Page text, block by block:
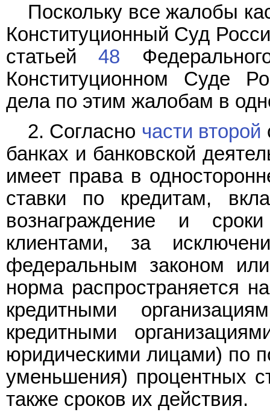
Поскольку все жалобы
Конституционный Суд
статьей48
Конституционном Суде
дела по этим жалобам в
2. Согласно части второй
банках и банковской
имеет права в
ставки по кредитам,
вознаграждение и
клиентами, за
федеральным законом
норма распространяется
кредитными
кредитными
юридическими лицами) по
уменьшения) процентных
также сроков их действия.